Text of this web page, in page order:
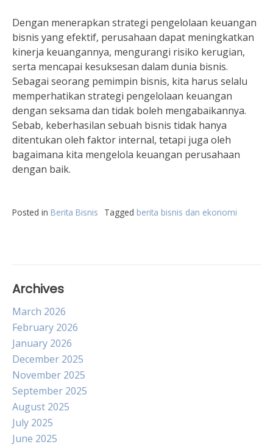
Dengan menerapkan strategi pengelolaan keuangan
bisnis yang efektif, perusahaan dapat meningkatkan
kinerja keuangannya, mengurangi risiko kerugian,
serta mencapai kesuksesan dalam dunia bisnis.
Sebagai seorang pemimpin bisnis, kita harus selalu
memperhatikan strategi pengelolaan keuangan
dengan seksama dan tidak boleh mengabaikannya.
Sebab, keberhasilan sebuah bisnis tidak hanya
ditentukan oleh faktor internal, tetapi juga oleh
bagaimana kita mengelola keuangan perusahaan
dengan baik.
Posted in Berita Bisnis Tagged berita bisnis dan ekonomi
Archives
March 2026
February 2026
January 2026
December 2025
November 2025
September 2025
August 2025
July 2025
June 2025